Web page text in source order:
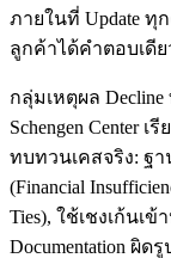
ภายในที่ Update ทุ
ลูกค้าได้คำตอบเดีย
กลุ่มเหตุผล
Schengen Center
ทบทวนเคสจริง: ฐ
(Financial
Ties), ใช้เชงเก้นเข้
Documentation ผิด